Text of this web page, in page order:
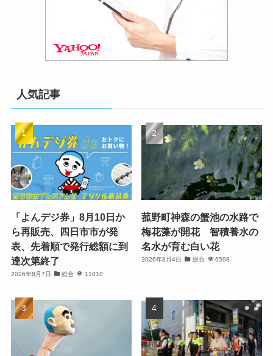
人気記事
「よんデジ券」8月10日か
ら再販売、四日市市が発
表、先着順で発行総額に到
達次第終了
2026年8月7日 総合 11010
菰野町神森の蟹池の水路で
梅花藻が開花 智積養水の
名水が育む白い花
2026年8月4日 総合 6598